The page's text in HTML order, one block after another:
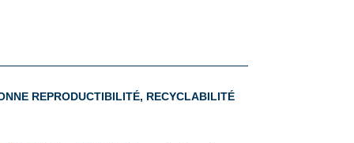
REPRODUCTIBILITÉ, RECYCLABILITÉ